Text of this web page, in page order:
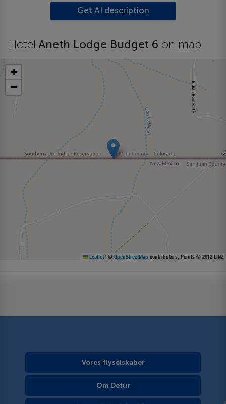
Get AI description
HotelAneth Lodge Budget 6 on map
+
−
Leaflet | © OpenStreetMap contributors, Points © 2012 LINZ
Vores flyselskaber
Om Detur